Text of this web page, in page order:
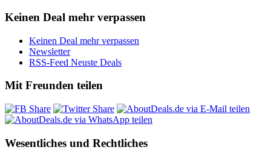
Keinen Deal mehr verpassen
Keinen Deal mehr verpassen
Newsletter
RSS-Feed Neuste Deals
Mit Freunden teilen
Wesentliches und Rechtliches